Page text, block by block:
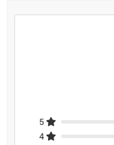
5
4